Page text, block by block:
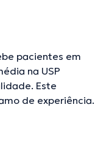
pacientes em
na USP
Este
de experiência.
em seu